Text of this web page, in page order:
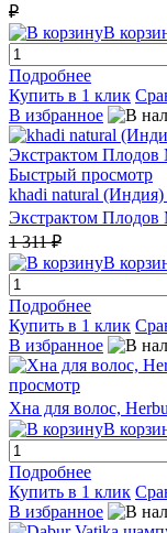
₽
В
Подробнее
Купить в 1 клик
В избранное
Быстрый просмотр
khadi natural
Экстрактом Плодов
1 311 ₽
В
Подробнее
Купить в 1 клик
В избранное
просмотр
Хна для волос,
В
Подробнее
Купить в 1 клик
В избранное